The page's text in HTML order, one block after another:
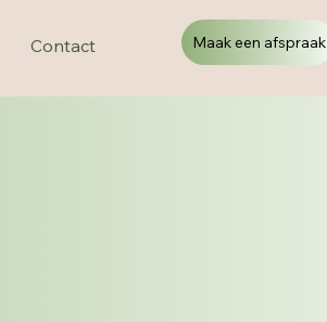
Contact Maak een afspraak